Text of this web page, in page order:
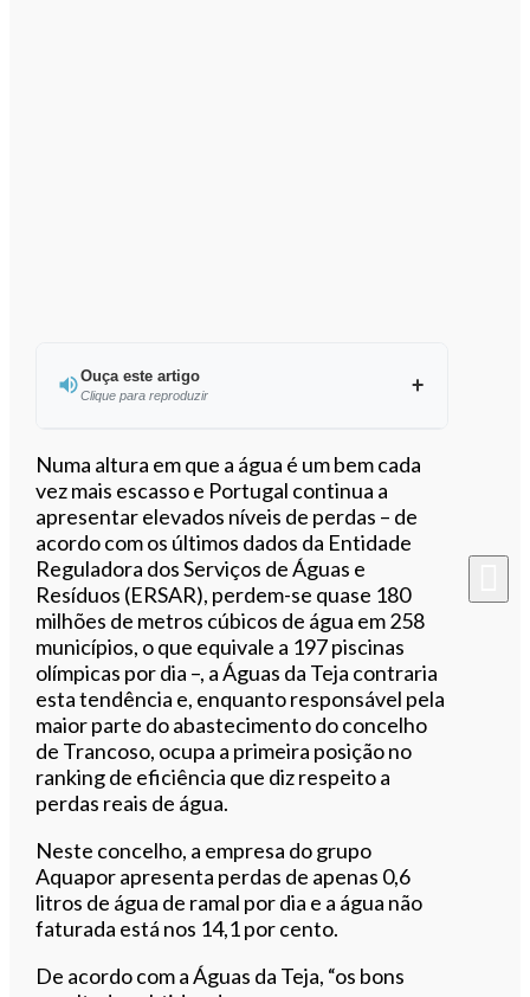
Ouça este artigo
Clique para reproduzir
Ouvir este artigo
Numa altura em que a água é um bem cada
vez mais escasso e Portugal continua a
apresentar elevados níveis de perdas – de
acordo com os últimos dados da Entidade
Reguladora dos Serviços de Águas e
Resíduos (ERSAR), perdem-se quase 180
milhões de metros cúbicos de água em 258
municípios, o que equivale a 197 piscinas
olímpicas por dia –, a Águas da Teja contraria
esta tendência e, enquanto responsável pela
maior parte do abastecimento do concelho
de Trancoso, ocupa a primeira posição no
ranking de eficiência que diz respeito a
perdas reais de água.
Neste concelho, a empresa do grupo
Aquapor apresenta perdas de apenas 0,6
litros de água de ramal por dia e a água não
faturada está nos 14,1 por cento.
De acordo com a Águas da Teja, “os bons